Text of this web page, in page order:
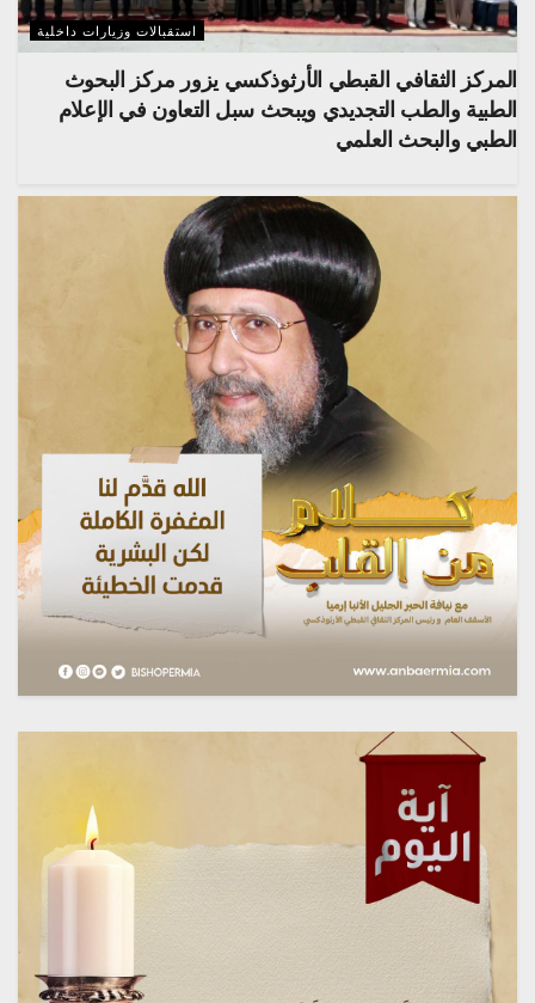
استقبالات وزيارات داخلية
المركز الثقافي القبطي الأرثوذكسي يزور مركز البحوث
الطبية والطب التجديدي ويبحث سبل التعاون في الإعلام
الطبي والبحث العلمي